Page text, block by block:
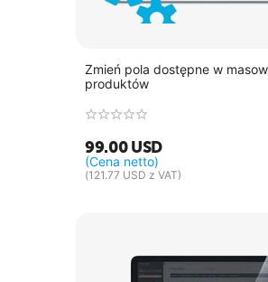
Zmień pola dostępne w
produktów
99.00 USD
(Cena netto)
(121.77 USD z VAT)